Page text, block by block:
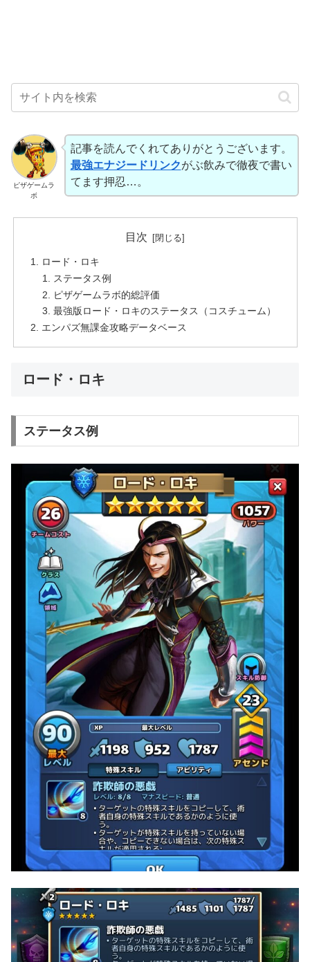
ピザゲームラ
ボ
記事を読んでくれてありがとうございます。
最強エナジードリンクがぶ飲みで徹夜で書い
てます押忍…。
目次
ロード・ロキ
ステータス例
ピザゲームラボ的総評価
最強版ロード・ロキのステータス（コスチューム）
エンパズ無課金攻略データベース
ロード・ロキ
ステータス例